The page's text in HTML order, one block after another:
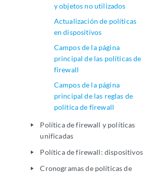
y objetos no utilizados
Actualización de políticas
en dispositivos
Campos de la página
principal de las políticas de
firewall
Campos de la página
principal de las reglas de
política de firewall
play_arrow
Política de firewall y políticas
unificadas
play_arrow Política de firewall: dispositivos
play_arrow
Cronogramas de políticas de